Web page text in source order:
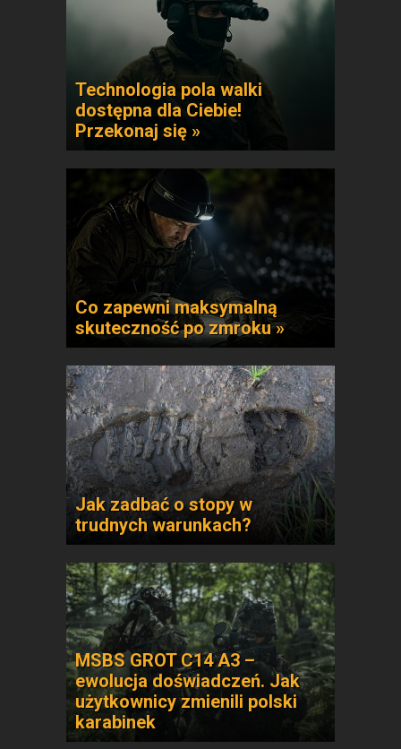
Technologia pola walki
dostępna dla Ciebie!
Przekonaj się »
Co zapewni maksymalną
skuteczność po zmroku »
Jak zadbać o stopy w
trudnych warunkach?
MSBS GROT C14 A3 –
ewolucja doświadczeń. Jak
użytkownicy zmienili polski
karabinek